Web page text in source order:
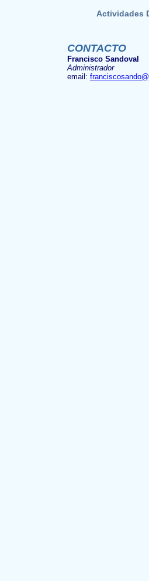
Actividades
CONTACTO
Francisco Sandoval
Administrador
email: